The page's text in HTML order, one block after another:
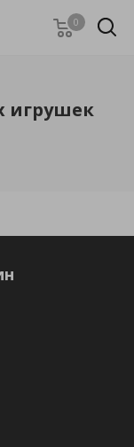
0
игрушек